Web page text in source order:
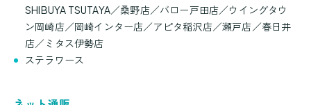
SHIBUYA TSUTAYA／桑野店／バロー戸田店／ウイングタウ
ン岡崎店／岡崎インター店／アピタ稲沢店／瀬戸店／春日井
店／ミタス伊勢店
ステラワース